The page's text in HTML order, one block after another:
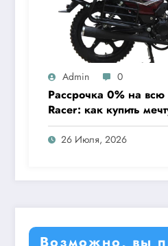
Admin 0
Рассрочка 0% на всю
Racer: как купить
26 Июля, 2026